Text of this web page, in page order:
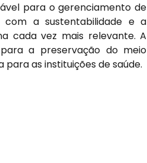
para o gerenciamento de
com a sustentabilidade e a
cada vez mais relevante. A
a preservação do meio
as instituições de saúde.